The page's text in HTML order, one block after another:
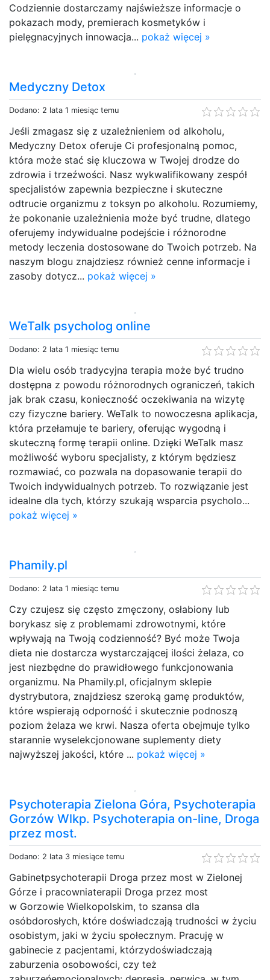
Codziennie dostarczamy najświeższe informacje o
pokazach mody, premierach kosmetyków i
pielęgnacyjnych innowacja... pokaż więcej »
Medyczny Detox
Dodano: 2 lata 1 miesiąc temu
Jeśli zmagasz się z uzależnieniem od alkoholu,
Medyczny Detox oferuje Ci profesjonalną pomoc,
która może stać się kluczowa w Twojej drodze do
zdrowia i trzeźwości. Nasz wykwalifikowany zespół
specjalistów zapewnia bezpieczne i skuteczne
odtrucie organizmu z toksyn po alkoholu. Rozumiemy,
że pokonanie uzależnienia może być trudne, dlatego
oferujemy indywidualne podejście i różnorodne
metody leczenia dostosowane do Twoich potrzeb. Na
naszym blogu znajdziesz również cenne informacje i
zasoby dotycz... pokaż więcej »
WeTalk psycholog online
Dodano: 2 lata 1 miesiąc temu
Dla wielu osób tradycyjna terapia może być trudno
dostępna z powodu różnorodnych ograniczeń, takich
jak brak czasu, konieczność oczekiwania na wizytę
czy fizyczne bariery. WeTalk to nowoczesna aplikacja,
która przełamuje te bariery, oferując wygodną i
skuteczną formę terapii online. Dzięki WeTalk masz
możliwość wyboru specjalisty, z którym będziesz
rozmawiać, co pozwala na dopasowanie terapii do
Twoich indywidualnych potrzeb. To rozwiązanie jest
idealne dla tych, którzy szukają wsparcia psycholo...
pokaż więcej »
Phamily.pl
Dodano: 2 lata 1 miesiąc temu
Czy czujesz się często zmęczony, osłabiony lub
borykasz się z problemami zdrowotnymi, które
wpływają na Twoją codzienność? Być może Twoja
dieta nie dostarcza wystarczającej ilości żelaza, co
jest niezbędne do prawidłowego funkcjonowania
organizmu. Na Phamily.pl, oficjalnym sklepie
dystrybutora, znajdziesz szeroką gamę produktów,
które wspierają odporność i skutecznie podnoszą
poziom żelaza we krwi. Nasza oferta obejmuje tylko
starannie wyselekcjonowane suplementy diety
najwyższej jakości, które ... pokaż więcej »
Psychoterapia Zielona Góra, Psychoterapia
Gorzów Wlkp. Psychoterapia on-line, Droga
przez most.
Dodano: 2 lata 3 miesiące temu
Gabinetpsychoterapii Droga przez most w Zielonej
Górze i pracowniaterapii Droga przez most
w Gorzowie Wielkopolskim, to szansa dla
osóbdorosłych, które doświadczają trudności w życiu
osobistym, jaki w życiu społecznym. Pracuję w
gabinecie z pacjentami, którzydoświadczają
zaburzenia osobowości, czy też